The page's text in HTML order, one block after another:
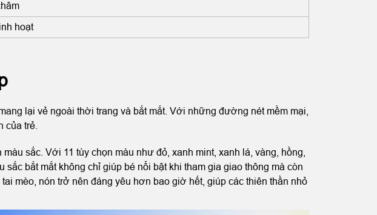
hoạt
lại vẻ ngoài thời trang và bắt mắt. Với những đường nét mềm mại,
của trẻ.
sắc. Với 11 tùy chọn màu như đỏ, xanh mint, xanh lá, vàng, hồng,
bắt mắt không chỉ giúp bé nổi bật khi tham gia giao thông mà còn
mèo, nón trở nên đáng yêu hơn bao giờ hết, giúp các thiên thần nhỏ